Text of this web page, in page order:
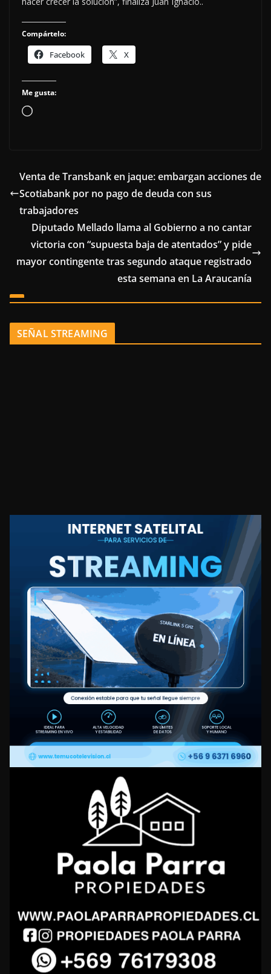
Compártelo:
Facebook X
Me gusta:
Cargando...
Venta de Transbank en jaque: embargan acciones de
Scotiabank por no pago de deuda con sus
trabajadores
Diputado Mellado llama al Gobierno a no cantar
victoria con “supuesta baja de atentados” y pide
mayor contingente tras segundo ataque registrado
esta semana en La Araucanía
SEÑAL STREAMING